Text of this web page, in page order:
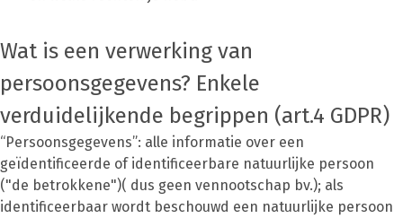
Wat is een verwerking van
persoonsgegevens? Enkele
verduidelijkende begrippen (art.4 GDPR)
“Persoonsgegevens”: alle informatie over een
geïdentificeerde of identificeerbare natuurlijke persoon
("de betrokkene")( dus geen vennootschap bv.); als
identificeerbaar wordt beschouwd een natuurlijke persoon